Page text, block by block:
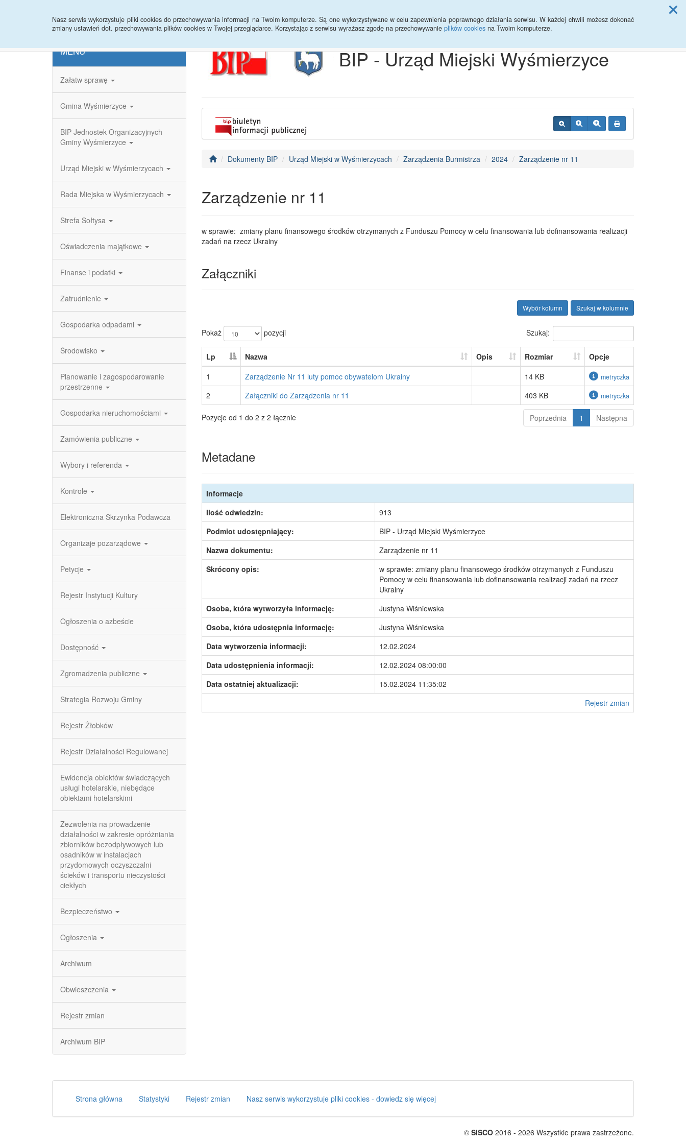
Nasz serwis wykorzystuje pliki cookies do przechowywania informacji na Twoim komputerze. Są one wykorzystywane w celu zapewnienia poprawnego działania serwisu. W każdej chwili możesz dokonać
zmiany ustawień dot. przechowywania plików cookies w Twojej przeglądarce. Korzystając z serwisu wyrażasz zgodę na przechowywanie plików cookies na Twoim komputerze.
Przycisk wyszukaj duży
MENU
Załatw sprawę
Gmina Wyśmierzyce
BIP Jednostek Organizacyjnych
Gminy Wyśmierzyce
Urząd Miejski w Wyśmierzycach
Rada Miejska w Wyśmierzycach
Strefa Sołtysa
Oświadczenia majątkowe
Finanse i podatki
Zatrudnienie
Gospodarka odpadami
Środowisko
Planowanie i zagospodarowanie
przestrzenne
Gospodarka nieruchomościami
Zamówienia publiczne
Wybory i referenda
Kontrole
Elektroniczna Skrzynka Podawcza
Organizaje pozarządowe
Petycje
Rejestr Instytucji Kultury
Ogłoszenia o azbeście
Dostępność
Zgromadzenia publiczne
Strategia Rozwoju Gminy
Rejestr Żłobków
Rejestr Działalności Regulowanej
Ewidencja obiektów świadczących
usługi hotelarskie, niebędące
obiektami hotelarskimi
Zezwolenia na prowadzenie
działalności w zakresie opróżniania
zbiorników bezodpływowych lub
osadników w instalacjach
przydomowych oczyszczalni
ścieków i transportu nieczystości
ciekłych
Bezpieczeństwo
Ogłoszenia
Archiwum
Obwieszczenia
Rejestr zmian
Archiwum BIP
BIP - Urząd Miejski Wyśmierzyce
Dokumenty BIP Urząd Miejski w Wyśmierzycach Zarządzenia Burmistrza 2024 Zarządzenie nr 11
Zarządzenie nr 11
w sprawie: zmiany planu finansowego środków otrzymanych z Funduszu Pomocy w celu finansowania lub dofinansowania realizacji
zadań na rzecz Ukrainy
Załączniki
Szukaj w kolumnie
Wybór kolumn
Pokaż pozycji Szukaj:
Lp Nazwa Opis Rozmiar
Opcje
1
Zarządzenie Nr 11 luty pomoc obywatelom Ukrainy 14 KB metryczka
2 Załączniki do Zarządzenia nr 11 403 KB metryczka
Pozycje od 1 do 2 z 2 łącznie Poprzednia 1 Następna
Metadane
Informacje
Ilość odwiedzin:
913
Podmiot udostępniający:
BIP - Urząd Miejski Wyśmierzyce
Nazwa dokumentu:
Zarządzenie nr 11
Skrócony opis:
w sprawie: zmiany planu finansowego środków otrzymanych z Funduszu
Pomocy w celu finansowania lub dofinansowania realizacji zadań na rzecz
Ukrainy
Osoba, która wytworzyła informację:
Justyna Wiśniewska
Osoba, która udostępnia informację:
Justyna Wiśniewska
Data wytworzenia informacji:
12.02.2024
Data udostępnienia informacji:
12.02.2024 08:00:00
Data ostatniej aktualizacji:
15.02.2024 11:35:02
Rejestr zmian
Strona główna Statystyki Rejestr zmian Nasz serwis wykorzystuje pliki cookies - dowiedz się więcej
© SISCO 2016 - 2026 Wszystkie prawa zastrzeżone.